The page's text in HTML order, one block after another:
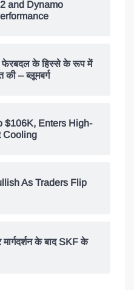
and Dynamo
फेरबदल के हिस्से के रूप में
– ब्लूमबर्ग
$106K, Enters High-
Cooling
As Traders Flip
मार्गदर्शन के बाद SKF के